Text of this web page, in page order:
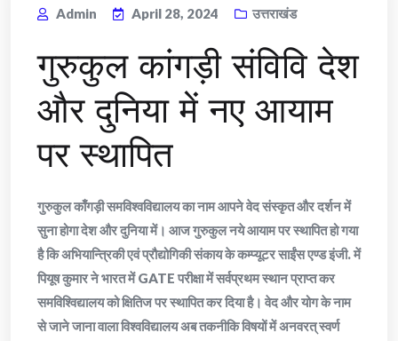
Admin April 28, 2024 उत्तराखंड
गुरुकुल कांगड़ी संविवि देश
और दुनिया में नए आयाम
पर स्थापित
गुरुकुल काँगड़ी समविश्वविद्यालय का नाम आपने वेद संस्कृत और दर्शन में
सुना होगा देश और दुनिया में। आज गुरुकुल नये आयाम पर स्थापित हो गया
है कि अभियान्त्रिकी एवं प्रौद्योगिकी संकाय के कम्प्यूटर साईंस एण्ड इंजी. में
पियूष कुमार ने भारत में GATE परीक्षा में सर्वप्रथम स्थान प्राप्त कर
समविश्विद्यालय को क्षितिज पर स्थापित कर दिया है। वेद और योग के नाम
से जाने जाना वाला विश्वविद्यालय अब तकनीकि विषयों में अनवरत् स्वर्ण